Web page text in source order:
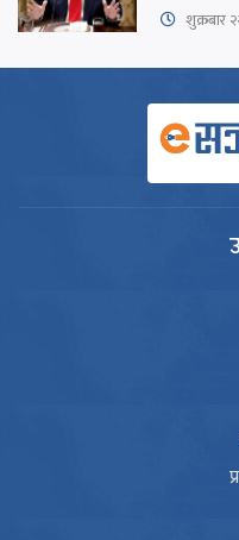
शुक्रबार​